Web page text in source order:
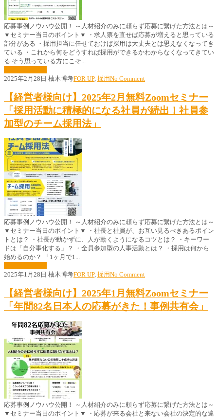
応募事例ノウハウ公開！ ～人材紹介のみに頼らず応募に繋げた方法とは～
▼セミナー当日のポイント▼ ・求人票を直せば応募が増えると思っている
部分がある ・採用担当に任せておけば採用は大丈夫とは思えなくなってき
ている ・これから何をどうすれば採用ができるかわからなくなってきてい
る そう思っている方にこそ...
2025年2月28日 柚木博考FOR UP, 採用No Comment
【経営者様向け】2025年2月無料Zoomセミナー
「採用活動に積極的になる社員が続出！社員参
加型のチーム採用法」
応募事例ノウハウ公開！ ～人材紹介のみに頼らず応募に繋げた方法とは～
▼セミナー当日のポイント▼ ・社長と社員が、お互い見るべきあるポイン
トとは？ ・社長が動かずに、人が動くようになるコツとは？ ・キーワー
ドは「自分事化する」？ ・全員参加型の人事活動とは？ ・採用は何から
始めるのか？ 「1ヶ月で1...
2025年1月28日 柚木博考FOR UP, 採用No Comment
【経営者様向け】2025年1月無料Zoomセミナー
「年間82名日本人の応募がきた！事例共有会」
応募事例ノウハウ公開！ ～人材紹介のみに頼らず応募に繋げた方法とは～
▼セミナー当日のポイント▼ ・応募が来る会社と来ない会社の決定的な違